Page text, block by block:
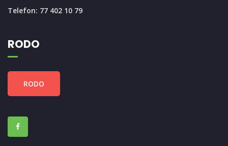
Telefon: 77 402 10 79
RODO
RODO